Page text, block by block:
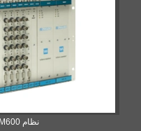
نظام VIBRO-Meter VM600